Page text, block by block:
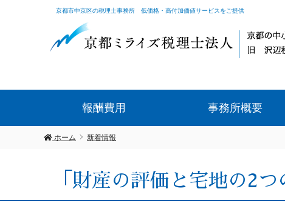
京都市中京区の税理士事務所 低価格・高付加価値サービスをご提供
報酬費用 事務所概要
ホーム 新着情報
「財産の評価と宅地の2